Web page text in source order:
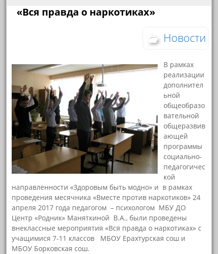
«Вся правда о наркотиках»
Новости
В рамках
реализации
дополнител
ьной
общеобразо
вательной
общеразвив
ающей
программы
социально-
педагогичес
кой
направленности «Здоровым быть модно» и в рамках
проведения месячника «Вместе против наркотиков» 24
апреля 2017 года педагогом – психологом МБУ ДО
Центр «Родник» Маняткиной В.А., были проведены
внеклассные мероприятия «Вся правда о наркотиках» с
учащимися 7-11 классов МБОУ Ерахтурская сош и
МБОУ Борковская сош.